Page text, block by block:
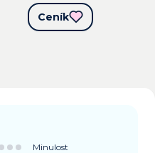
Ceník
Minulost